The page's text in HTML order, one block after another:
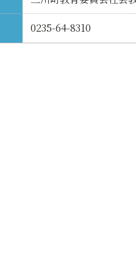
0235-64-8310